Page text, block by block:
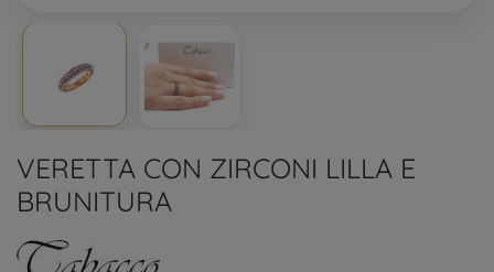
VERETTA CON ZIRCONI LILLA E
BRUNITURA